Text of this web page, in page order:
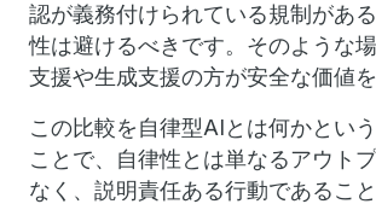
認が義務付けられている規制があ
性は避けるべきです。そのような
支援や生成支援の方が安全な価値を
この比較を自律型AIとは何かとい
ことで、自律性とは単なるアウト
なく、説明責任ある行動であるこ